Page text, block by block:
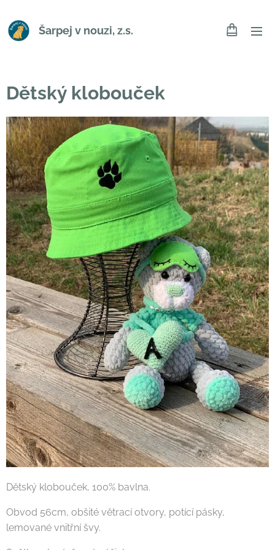
Šarpej v nouzi, z.s.
Dětský klobouček
Dětský klobouček, 100% bavlna.
Obvod 56cm, obšité větrací otvory, potící pásky,
lemované vnitřní švy.